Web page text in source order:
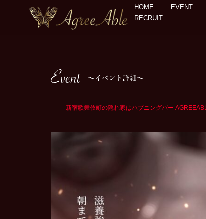
HOME EVENT
RECRUIT
新宿歌舞伎町の隠れ家はハプニングバー